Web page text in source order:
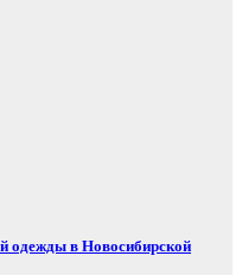
одежды в Новосибирской